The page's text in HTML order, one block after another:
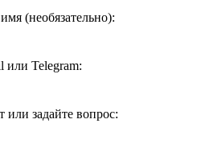
(необязательно):
или Telegram:
задайте вопрос: